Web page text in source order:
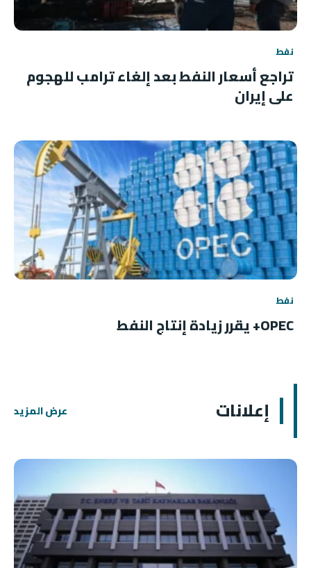
نفط
تراجع أسعار النفط بعد إلغاء ترامب للهجوم
على إيران
نفط
OPEC+ يقرر زيادة إنتاج النفط
إعلانات عرض المزيد